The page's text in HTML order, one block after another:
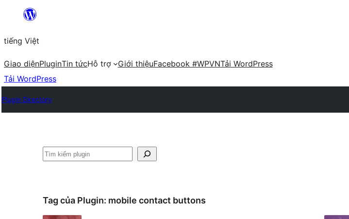
Chuyển
phần
nội
dung
tiếng Việt
Giao diệnPluginTin tứcHỗ trợ Giới thiệuFacebook #WPVNTải WordPress
Tải WordPress
Plugin Directory
Tìm
Tag của Plugin: mobile contact buttons